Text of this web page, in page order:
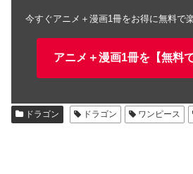
今すぐアニメ＋漫画1冊をお得に無料で
アニメ＋漫画1冊を【無料
ドラゴン ドラゴン ワンピース